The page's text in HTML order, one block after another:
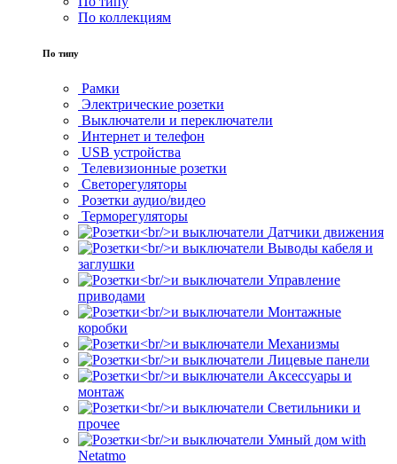
По коллекциям
По типу
Рамки
Электрические розетки
Выключатели и переключатели
Интернет и телефон
USB устройства
Телевизионные розетки
Светорегуляторы
Розетки аудио/видео
Терморегуляторы
Датчики движения
Выводы кабеля и
заглушки
Управление
приводами
Монтажные
коробки
Механизмы
Лицевые панели
Аксессуары и
монтаж
Светильники и
прочее
Умный дом with
Netatmo